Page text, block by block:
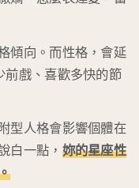
傾向。而性格，會延
戲、喜歡多快的節
型人格會影響個體在
白一點， 妳的星座性